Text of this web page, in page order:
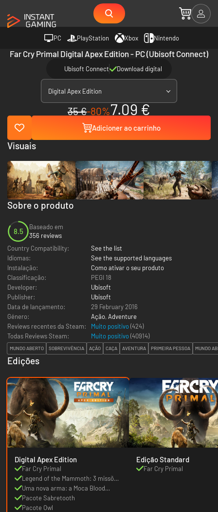
PC PlayStation Xbox Nintendo
Far Cry Primal Digital Apex Edition - PC (Ubisoft Connect)
Ubisoft Connect Download digital
Digital Apex Edition
35 €-80%7.09 €
Adicioner ao carrinho
Sobre o produto
8.5
Baseado em
356 reviews
Country Compatibility:
See the list
Idiomas:
See the supported languages
Instalação:
Como ativar o seu produto
Classificação:
PEGI 18
Developer:
Ubisoft
Publisher:
Ubisoft
Data de lançamento:
29 February 2016
Género:
Ação, Adventure
Reviews recentes da Steam:
Muito positivo(424)
Todas Reviews Steam:
Muito positivo(40914)
MUNDO ABERTO SOBREVIVÊNCIA AÇÃO CAÇA AVENTURA PRIMEIRA PESSOA MUNDO
Edições
Digital Apex Edition
Far Cry Primal
Legend of the Mammoth: 3 missões
extra
Uma nova arma: a Moca Blood
Shasti
Pacote Sabretooth
Pacote Owl
Edição Standard
Far Cry Primal
Visuais